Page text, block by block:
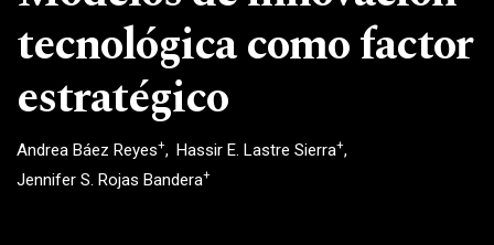
tecnológica como factor
estratégico
Andrea Báez Reyes+ Hassir E. Lastre Sierra+
Jennifer S. Rojas Bandera+